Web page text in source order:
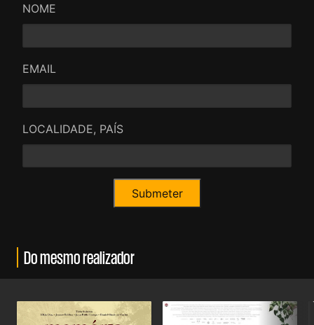
NOME
EMAIL
LOCALIDADE, PAÍS
Do mesmo realizador